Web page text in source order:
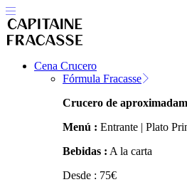
Cena Crucero
Fórmula Fracasse
Crucero de
Menú : Entrante | Plato
Bebidas : A la carta
Desde : 75€